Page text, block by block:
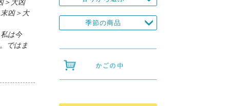
＞大凶
凶＞大
は今
ではま
季節の商品